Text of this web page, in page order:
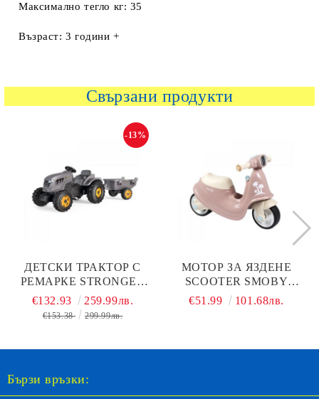
Максимално тегло кг: 35
Възраст: 3 години +
Свързани продукти
ДЕТСКИ ТРАКТОР С
РЕМАРКЕ STRONGER
XXL SMOBY 710202
-13%
€132.93 259.99лв.
€153.38 299.99лв.
МОТОР ЗА ЯЗДЕНЕ
SCOOTER SMOBY
7600721008
€51.99 101.68лв.
Бързи връзки: